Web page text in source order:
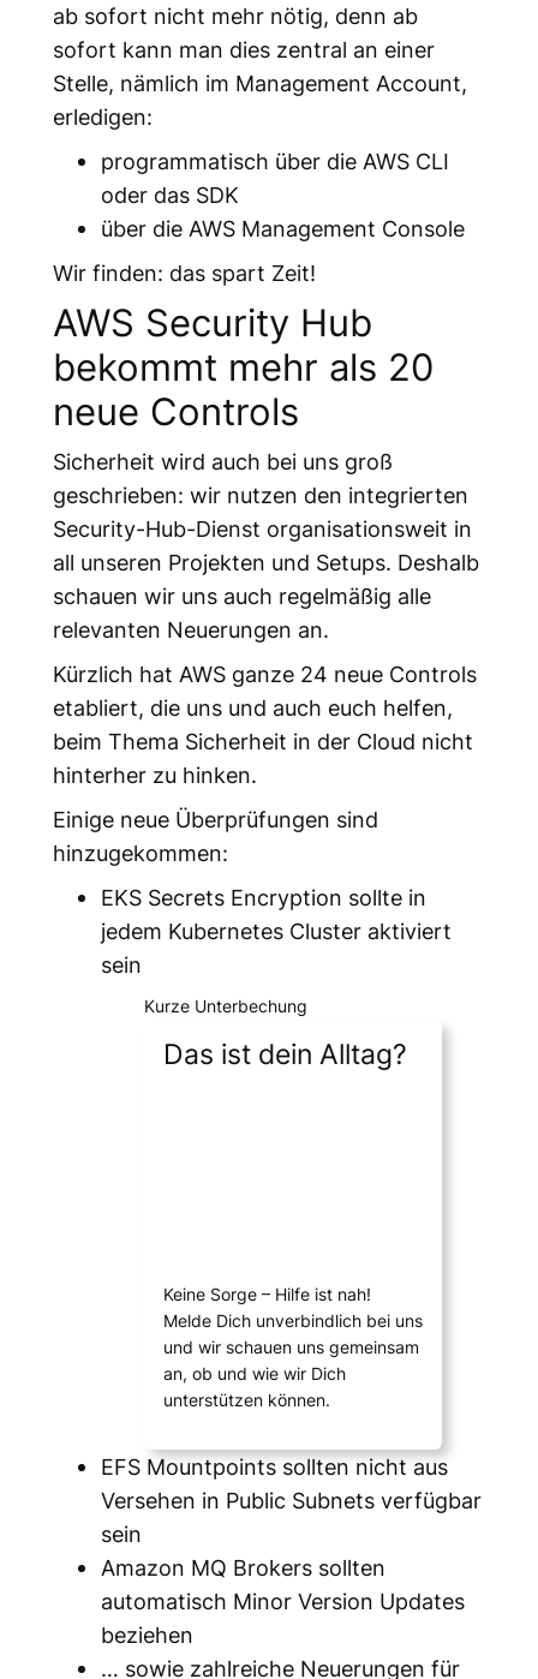
ab sofort nicht mehr nötig, denn ab
sofort kann man dies zentral an einer
Stelle, nämlich im Management Account,
erledigen:
programmatisch über die AWS CLI
oder das SDK
über die AWS Management Console
Wir finden: das spart Zeit!
AWS Security Hub
bekommt mehr als 20
neue Controls
Sicherheit wird auch bei uns groß
geschrieben: wir nutzen den integrierten
Security-Hub-Dienst organisationsweit in
all unseren Projekten und Setups. Deshalb
schauen wir uns auch regelmäßig alle
relevanten Neuerungen an.
Kürzlich hat AWS ganze 24 neue Controls
etabliert, die uns und auch euch helfen,
beim Thema Sicherheit in der Cloud nicht
hinterher zu hinken.
Einige neue Überprüfungen sind
hinzugekommen:
EKS Secrets Encryption sollte in
jedem Kubernetes Cluster aktiviert
sein
Kurze Unterbechung
Das ist dein Alltag?
Keine Sorge – Hilfe ist nah!
Melde Dich unverbindlich bei uns
und wir schauen uns gemeinsam
an, ob und wie wir Dich
unterstützen können.
EFS Mountpoints sollten nicht aus
Versehen in Public Subnets verfügbar
sein
Amazon MQ Brokers sollten
automatisch Minor Version Updates
beziehen
… sowie zahlreiche Neuerungen für